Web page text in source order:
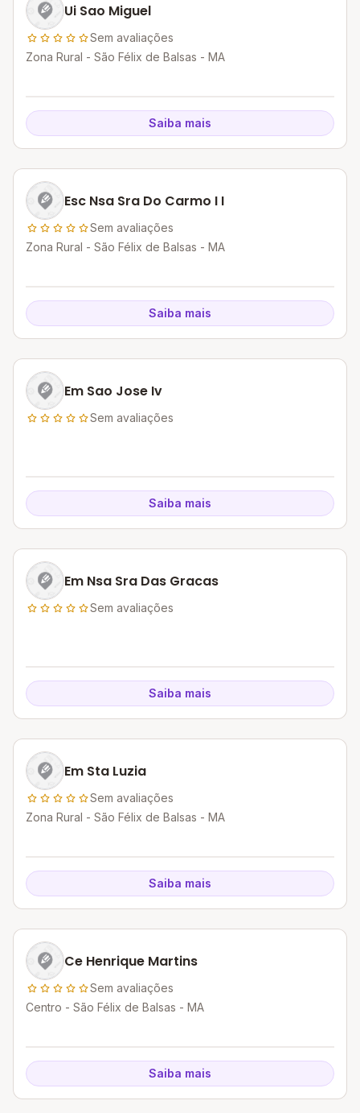
Ui Sao Miguel
Sem avaliações
Zona Rural - São Félix de Balsas - MA
Saiba mais
Esc Nsa Sra Do Carmo I I
Sem avaliações
Zona Rural - São Félix de Balsas - MA
Saiba mais
Em Sao Jose Iv
Sem avaliações
Saiba mais
Em Nsa Sra Das Gracas
Sem avaliações
Saiba mais
Em Sta Luzia
Sem avaliações
Zona Rural - São Félix de Balsas - MA
Saiba mais
Ce Henrique Martins
Sem avaliações
Centro - São Félix de Balsas - MA
Saiba mais